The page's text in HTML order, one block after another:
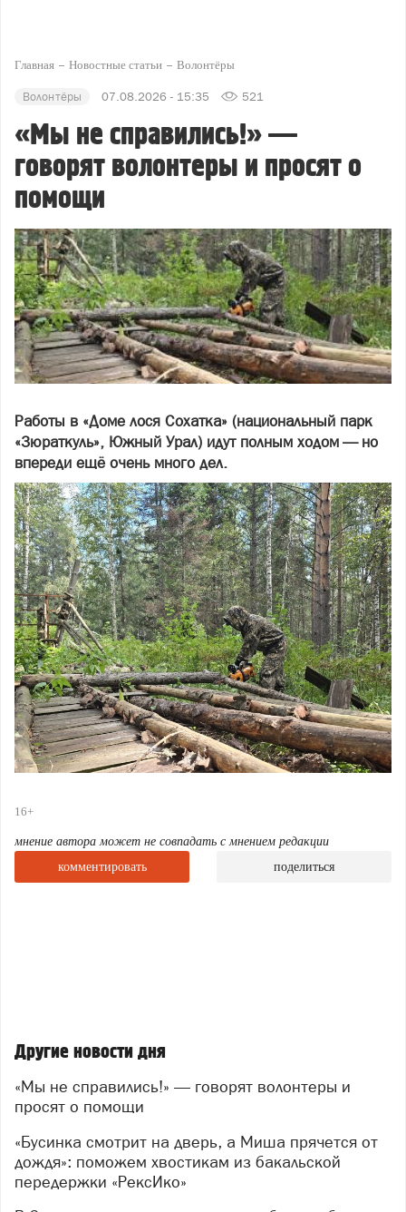
Главная Новостные статьи Волонтёры
Волонтёры 07.08.2026 - 15:35 521
«Мы не справились!» —
говорят волонтеры и просят о
помощи
Работы в «Доме лося Сохатка» (национальный парк
«Зюраткуль», Южный Урал) идут полным ходом — но
впереди ещё очень много дел.
За один рабочий день команда волонтёров смогла
второй шанс внести свой вклад.
Поэтому волонтёры повторяют
акцию — добровольцев ждут 8 и 9 августа (суббота и
Что пригодится:
инструменты: бензопилы, гвоздодёры,
16+
мнение автора может не совпадать с мнением редакции
комментировать
поделиться
Другие новости дня
«Мы не справились!» — говорят волонтеры и
просят о помощи
«Бусинка смотрит на дверь, а Миша прячется от
дождя»: поможем хвостикам из бакальской
передержки «РексИко»